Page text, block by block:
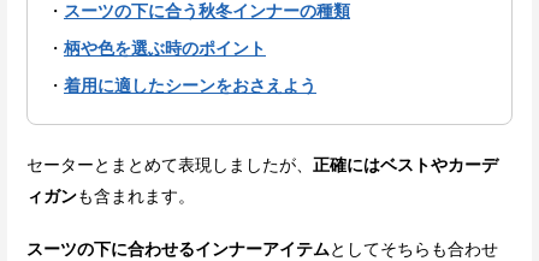
スーツの下に合う秋冬インナーの種類
柄や色を選ぶ時のポイント
着用に適したシーンをおさえよう
セーターとまとめて表現しましたが、 正確にはベストやカーデ
ィガンも含まれます。
スーツの下に合わせるインナーアイテムとしてそちらも合わせ